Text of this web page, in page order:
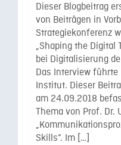
Dieser Blogbeitrag
von Beiträgen in
Strategiekonferenz
„Shaping the Digital
bei Digitalisierung
Das Interview führte
Institut. Dieser
am 24.09.2018
Thema von Prof. Dr.
Skills“. Im […]